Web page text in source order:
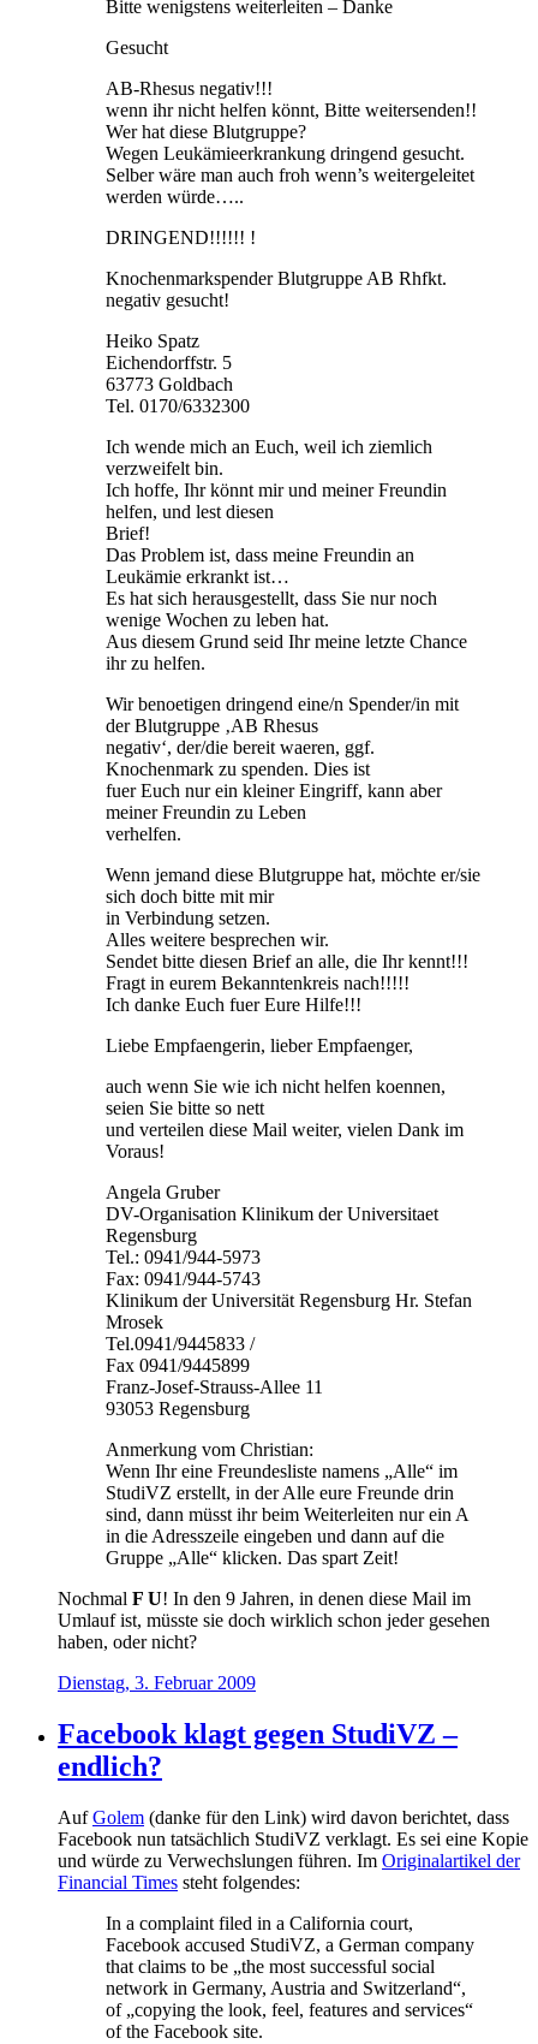
Bitte wenigstens weiterleiten – Danke
Gesucht
AB-Rhesus negativ!!!
wenn ihr nicht helfen könnt, Bitte weitersenden!!
Wer hat diese Blutgruppe?
Wegen Leukämieerkrankung dringend gesucht.
Selber wäre man auch froh wenn’s weitergeleitet
werden würde…..
DRINGEND!!!!!! !
Knochenmarkspender Blutgruppe AB Rhfkt.
negativ gesucht!
Heiko Spatz
Eichendorffstr. 5
63773 Goldbach
Tel. 0170/6332300
Ich wende mich an Euch, weil ich ziemlich
verzweifelt bin.
Ich hoffe, Ihr könnt mir und meiner Freundin
helfen, und lest diesen
Brief!
Das Problem ist, dass meine Freundin an
Leukämie erkrankt ist…
Es hat sich herausgestellt, dass Sie nur noch
wenige Wochen zu leben hat.
Aus diesem Grund seid Ihr meine letzte Chance
ihr zu helfen.
Wir benoetigen dringend eine/n Spender/in mit
der Blutgruppe ‚AB Rhesus
negativ‘, der/die bereit waeren, ggf.
Knochenmark zu spenden. Dies ist
fuer Euch nur ein kleiner Eingriff, kann aber
meiner Freundin zu Leben
verhelfen.
Wenn jemand diese Blutgruppe hat, möchte er/sie
sich doch bitte mit mir
in Verbindung setzen.
Alles weitere besprechen wir.
Sendet bitte diesen Brief an alle, die Ihr kennt!!!
Fragt in eurem Bekanntenkreis nach!!!!!
Ich danke Euch fuer Eure Hilfe!!!
Liebe Empfaengerin, lieber Empfaenger,
auch wenn Sie wie ich nicht helfen koennen,
seien Sie bitte so nett
und verteilen diese Mail weiter, vielen Dank im
Voraus!
Angela Gruber
DV-Organisation Klinikum der Universitaet
Regensburg
Tel.: 0941/944-5973
Fax: 0941/944-5743
Klinikum der Universität Regensburg Hr. Stefan
Mrosek
Tel.0941/9445833 /
Fax 0941/9445899
Franz-Josef-Strauss-Allee 11
93053 Regensburg
Anmerkung vom Christian:
Wenn Ihr eine Freundesliste namens „Alle“ im
StudiVZ erstellt, in der Alle eure Freunde drin
sind, dann müsst ihr beim Weiterleiten nur ein A
in die Adresszeile eingeben und dann auf die
Gruppe „Alle“ klicken. Das spart Zeit!
Nochmal F U! In den 9 Jahren, in denen diese Mail im
Umlauf ist, müsste sie doch wirklich schon jeder gesehen
haben, oder nicht?
Dienstag, 3. Februar 2009
Facebook klagt gegen StudiVZ –
endlich?
AufGolem (danke für den Link) wird davon berichtet, dass
Facebook nun tatsächlich StudiVZ verklagt. Es sei eine Kopie
und würde zu Verwechslungen führen. Im Originalartikel der
Financial Times steht folgendes:
In a complaint filed in a California court,
Facebook accused StudiVZ, a German company
that claims to be „the most successful social
network in Germany, Austria and Switzerland“,
of „copying the look, feel, features and services“
of the Facebook site.